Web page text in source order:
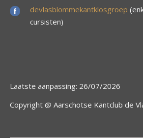
devlasblommekantklosgroep
cursisten)
Laatste aanpassing: 26/07/2026
Copyright @ Aarschotse Kantclub de